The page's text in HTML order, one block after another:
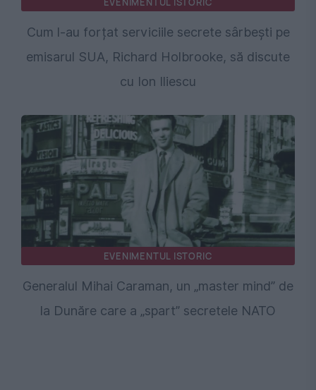
Cum l-au forțat serviciile secrete sârbești pe
emisarul SUA, Richard Holbrooke, să discute
cu Ion Iliescu
EVENIMENTUL ISTORIC
Generalul Mihai Caraman, un „master mind” de
la Dunăre care a „spart” secretele NATO